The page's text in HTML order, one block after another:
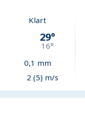
Klart
29°
16°
0,1 mm
2 (5) m/s